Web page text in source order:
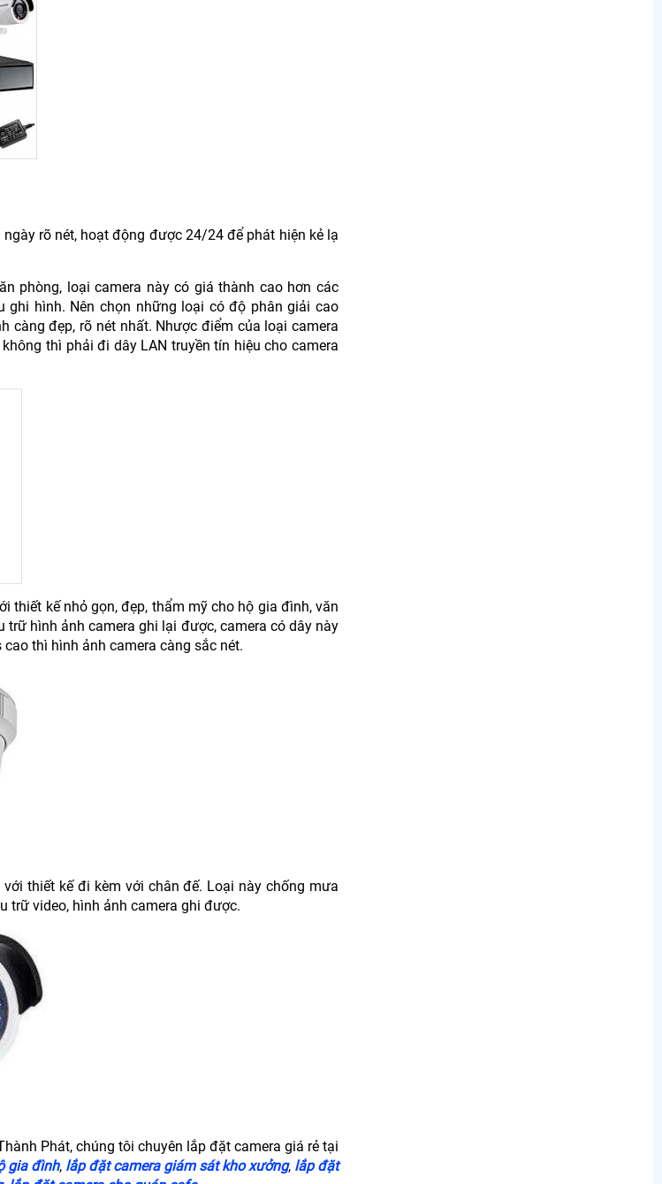
rõ nét, hoạt động được 24/24 để phát hiện kẻ lạ
phòng, loại camera này có giá thành cao hơn các
hình. Nên chọn những loại có độ phân giải cao
càng đẹp, rõ nét nhất. Nhược điểm của loại camera
thì phải đi dây LAN truyền tín hiệu cho camera
thiết kế nhỏ gọn, đẹp, thẩm mỹ cho hộ gia đình, văn
hình ảnh camera ghi lại được, camera có dây này
thì hình ảnh camera càng sắc nét.
thiết kế đi kèm với chân đế. Loại này chống mưa
trữ video, hình ảnh camera ghi được.
Phát, chúng tôi chuyên lắp đặt camera giá rẻ tại
gia đình, lắp đặt camera giám sát kho xưởng, lắp đặt